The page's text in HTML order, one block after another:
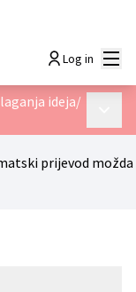
Choisir la langue
Log in
ideja/
prijevod možda